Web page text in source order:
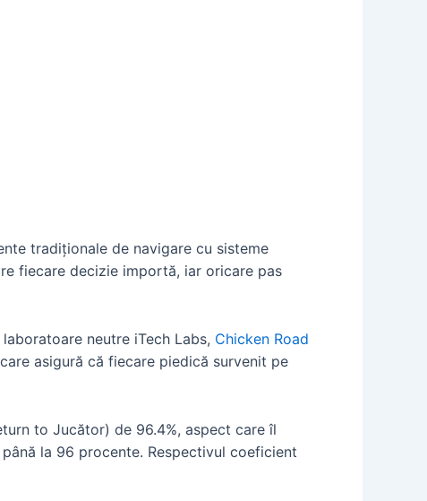
tradiționale de navigare cu sisteme
fiecare decizie importă, iar oricare pas
neutre iTech Labs, Chicken Road
asigură că fiecare piedică survenit pe
to Jucător) de 96.4%, aspect care îl
la 96 procente. Respectivul coeficient